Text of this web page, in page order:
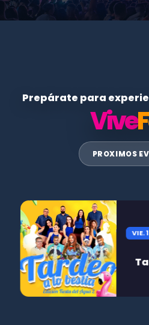
Prepárate para
Vive
PROXIMOS
VIE.